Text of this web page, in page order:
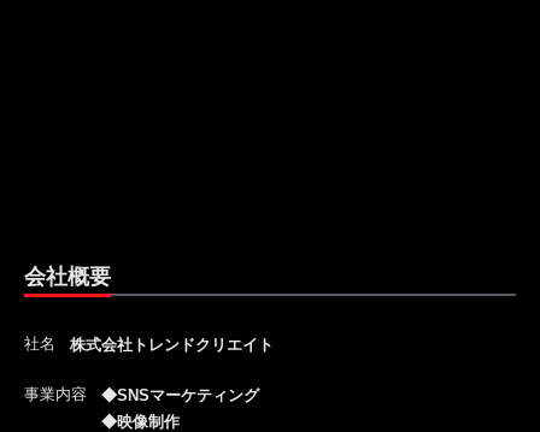
会社概要
社名 株式会社トレンドクリエイト
事業内容
◆SNSマーケティング
◆映像制作